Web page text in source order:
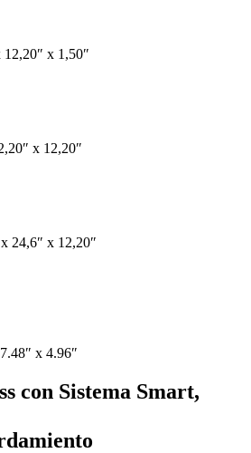
x 1,50″
x 12,20″
24,6″ x 12,20″
x 4.96″
con Sistema Smart,